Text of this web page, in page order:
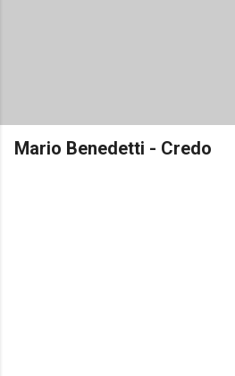
Mario Benedetti - Credo